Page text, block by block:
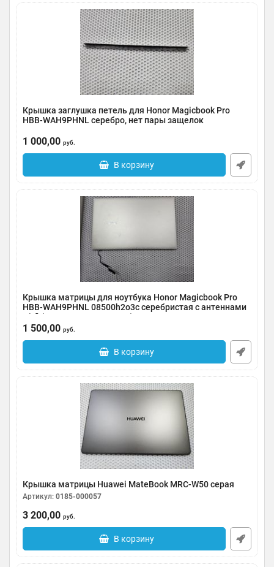
Крышка заглушка петель для Honor Magicbook Pro
HBB-WAH9PHNL серебро, нет пары защелок
1 000,00 руб.
В корзину
Крышка матрицы для ноутбука Honor Magicbook Pro
HBB-WAH9PHNL 08500h2o3c серебристая с антеннами
wi-fi (сколы на углах внизу)
Артикул: 0185-000058
1 500,00 руб.
В корзину
Крышка матрицы Huawei MateBook MRC-W50 серая
Артикул: 0185-000057
3 200,00 руб.
В корзину